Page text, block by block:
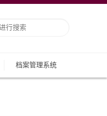
档案管理系统